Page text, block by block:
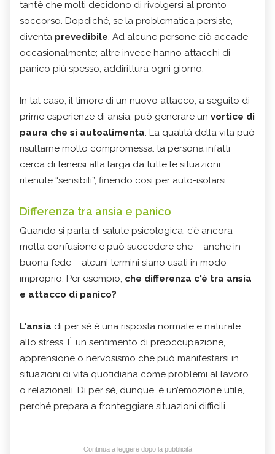
tant’è che molti decidono di rivolgersi al pronto
soccorso. Dopdiché, se la problematica persiste,
diventa prevedibile. Ad alcune persone ciò accade
occasionalmente; altre invece hanno attacchi di
panico più spesso, addirittura ogni giorno.
In tal caso, il timore di un nuovo attacco, a seguito di
prime esperienze di ansia, può generare un vortice di
paura che si autoalimenta. La qualità della vita può
risultarne molto compromessa: la persona infatti
cerca di tenersi alla larga da tutte le situazioni
ritenute “sensibili”, finendo così per auto-isolarsi.
Differenza tra ansia e panico
Quando si parla di salute psicologica, c’è ancora
molta confusione e può succedere che – anche in
buona fede – alcuni termini siano usati in modo
improprio. Per esempio, che differenza c'è tra ansia
e attacco di panico?
L'ansia di per sé è una risposta normale e naturale
allo stress. È un sentimento di preoccupazione,
apprensione o nervosismo che può manifestarsi in
situazioni di vita quotidiana come problemi al lavoro
o relazionali. Di per sé, dunque, è un’emozione utile,
perché prepara a fronteggiare situazioni difficili.
Continua a leggere dopo la pubblicità